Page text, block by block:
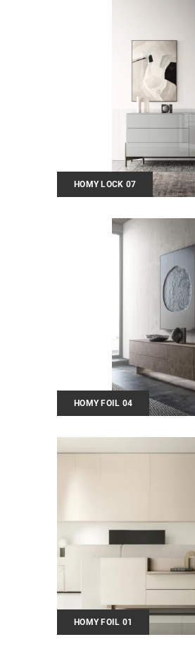
HOMY LOCK 07
HOMY FOIL 04
HOMY FOIL 01